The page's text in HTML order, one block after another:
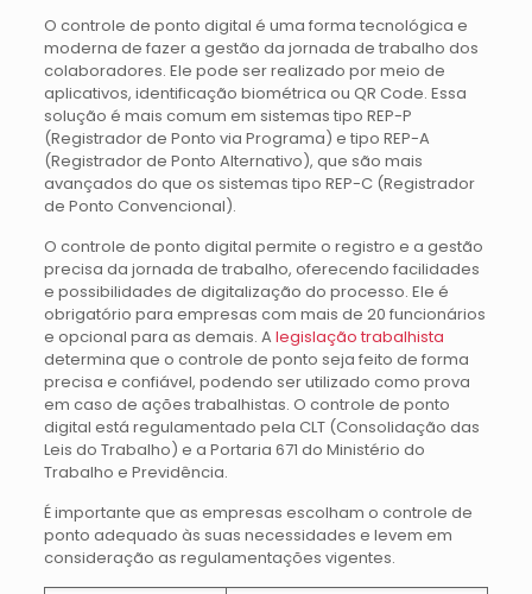
O controle de ponto digital é uma forma tecnológica e
moderna de fazer a gestão da jornada de trabalho dos
colaboradores. Ele pode ser realizado por meio de
aplicativos, identificação biométrica ou QR Code. Essa
solução é mais comum em sistemas tipo REP-P
(Registrador de Ponto via Programa) e tipo REP-A
(Registrador de Ponto Alternativo), que são mais
avançados do que os sistemas tipo REP-C (Registrador
de Ponto Convencional).
O controle de ponto digital permite o registro e a gestão
precisa da jornada de trabalho, oferecendo facilidades
e possibilidades de digitalização do processo. Ele é
obrigatório para empresas com mais de 20 funcionários
e opcional para as demais. A legislação trabalhista
determina que o controle de ponto seja feito de forma
precisa e confiável, podendo ser utilizado como prova
em caso de ações trabalhistas. O controle de ponto
digital está regulamentado pela CLT (Consolidação das
Leis do Trabalho) e a Portaria 671 do Ministério do
Trabalho e Previdência.
É importante que as empresas escolham o controle de
ponto adequado às suas necessidades e levem em
consideração as regulamentações vigentes.